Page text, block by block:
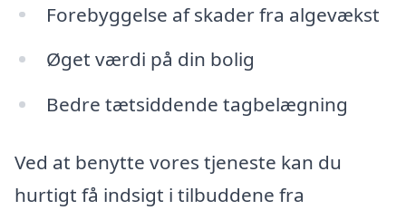
Forebyggelse af skader fra algevækst
Øget værdi på din bolig
Bedre tætsiddende tagbelægning
Ved at benytte vores tjeneste kan du
hurtigt få indsigt i tilbuddene fra